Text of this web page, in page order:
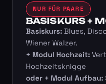
NUR FÜR PAARE
BASISKURS +
Basiskurs:Blues,
Wiener Walzer.
+ Modul Hochzeit:
Hochzeitsknigge
oder + Modul Aufbau: